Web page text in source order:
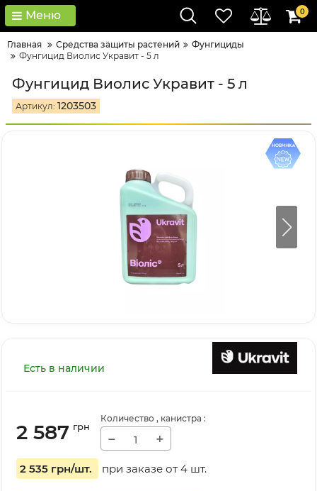
Меню 0
Главная Средства защиты растений
Фунгициды
Фунгицид Виолис Укравит - 5 л
Фунгицид Виолис Укравит - 5 л
Артикул: 1203503
Есть в наличии
2 587 грн
Количество , канистра :
− +
2 535 грн/шт. при заказе от 4 шт.